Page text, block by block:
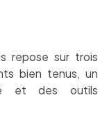
repose sur trois
bien tenus, un
et des outils